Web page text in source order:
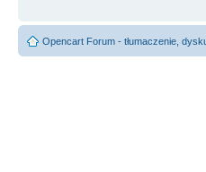
Opencart Forum - tłumaczenie,